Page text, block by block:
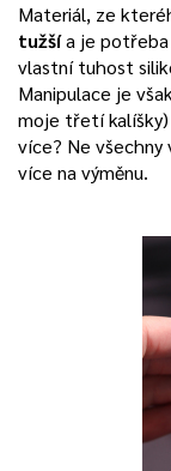
Materiál, ze
tužšía je potřeba
vlastní tuhost
Manipulace je
moje třetí
více? Ne všechny
více na výměnu.